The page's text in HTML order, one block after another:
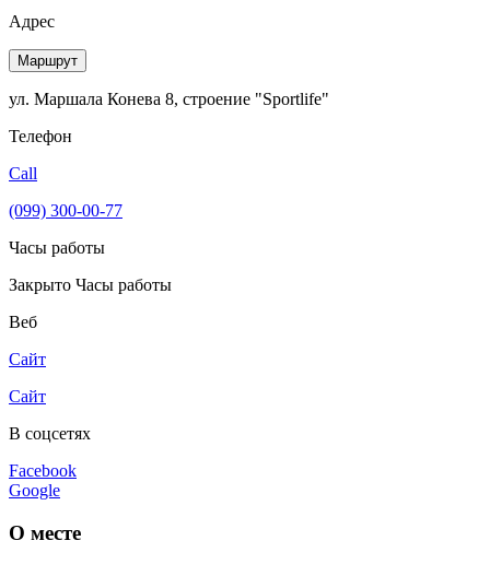
Адрес
Маршрут
ул. Маршала Конева 8, строение "Sportlife"
Телефон
Call
(099) 300-00-77
Часы работы
Закрыто Часы работы
Веб
Сайт
Сайт
В соцсетях
Facebook
Google
О месте